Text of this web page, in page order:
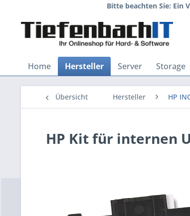
Bitte beachten Sie:
Home Hersteller Server Storage
Übersicht Hersteller HP
HP Kit für internen